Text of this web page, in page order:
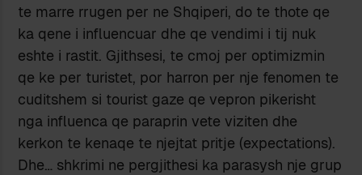
te marre rrugen per ne Shqiperi, do te thote qe
ka qene i influencuar dhe qe vendimi i tij nuk
eshte i rastit. Gjithsesi, te cmoj per optimizmin
qe ke per turistet, por harron per nje fenomen te
cuditshem si tourist gaze qe vepron pikerisht
nga influenca qe paraprin vete viziten dhe
kerkon te kenaqe te njejtat pritje (expectations).
Dhe… shkrimi ne pergjithesi ka parasysh nje grup